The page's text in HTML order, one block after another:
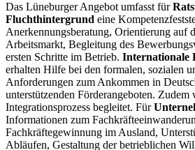
Das Lüneburger Angebot umfasst für
Fluchthintergrund eine
Anerkennungsberatung, Orientierung auf
Arbeitsmarkt, Begleitung des
ersten Schritte im Betrieb. Internationale
erhalten Hilfe bei den formalen, sozialen
Anforderungen zum Ankommen in
unterstützenden Förderangeboten.
Integrationsprozess begleitet. Für
Informationen zum
Fachkräftegewinnung im Ausland,
Abläufen, Gestaltung der betrieblichen